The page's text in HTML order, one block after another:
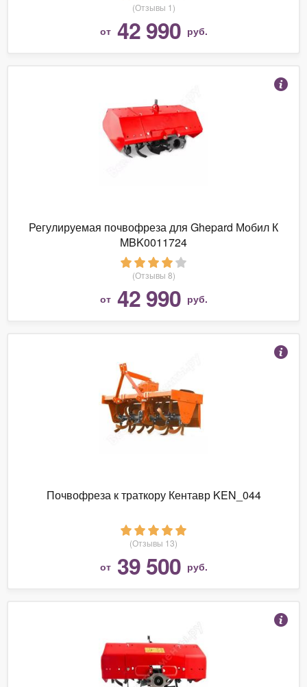
(Отзывы 1)
от 42 990 руб.
Регулируемая почвофреза для Ghepard Мобил К
MBK0011724
(Отзывы 8)
от 42 990 руб.
Почвофреза к траткору Кентавр KEN_044
(Отзывы 13)
от 39 500 руб.